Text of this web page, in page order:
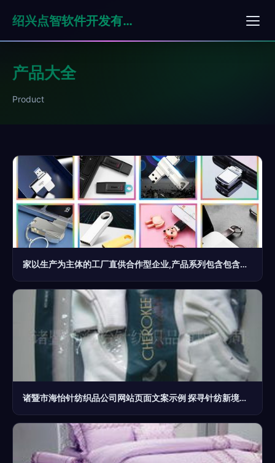
绍兴点智软件开发有限公司
产品大全
Product
家以生产为主体的工厂直供合作型企业,产品系列包含包含日用杂品销售
诸暨市海怡针纺织品公司网站页面文案示例 探寻针纺新境，品味匠心制造